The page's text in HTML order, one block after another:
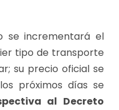
se incrementará el
tipo de transporte
su precio oficial se
próximos días se
al Decreto